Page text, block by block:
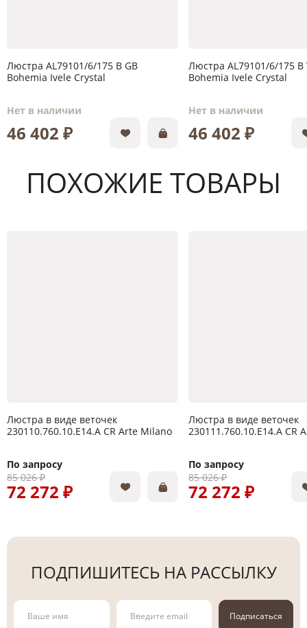
Люстра AL79101/6/175 B GB
Bohemia Ivele Crystal
Нет в наличии
46 402 ₽
Люстра AL79101/6/175 B
Bohemia Ivele Crystal
Нет в наличии
46 402 ₽
ПОХОЖИЕ ТОВАРЫ
Люстра в виде веточек
230110.760.10.E14.A CR Arte Milano
По запросу
85 026 ₽
72 272 ₽
Люстра в виде веточек
230111.760.10.E14.A CR
По запросу
85 026 ₽
72 272 ₽
ПОДПИШИТЕСЬ НА РАССЫЛКУ
Подписаться